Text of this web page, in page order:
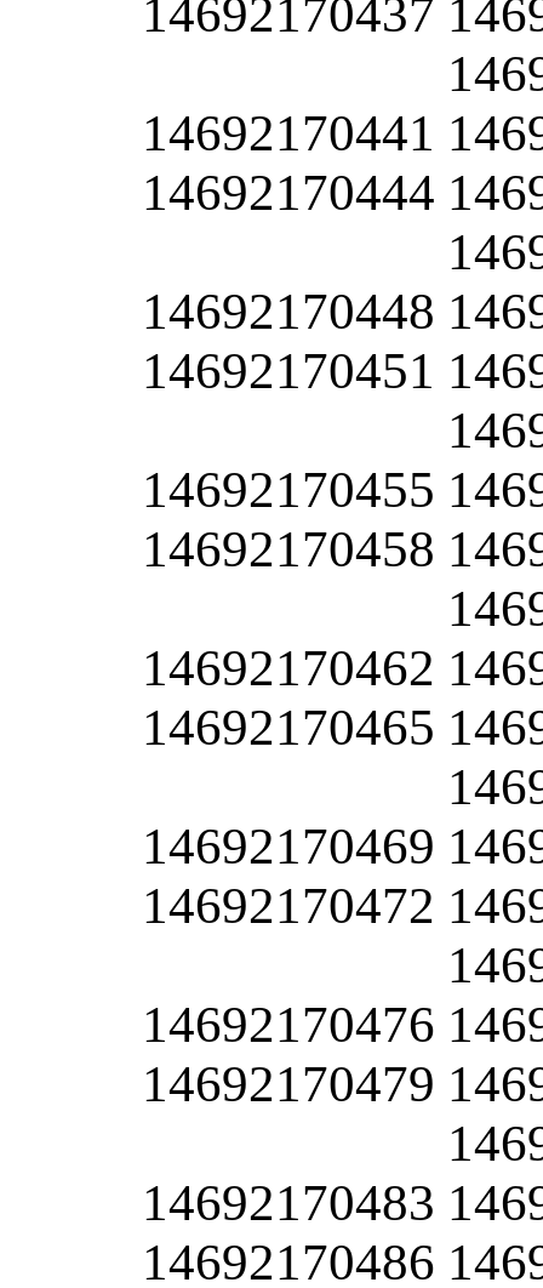
14692170437
14692170441
14692170444
14692170448
14692170451
14692170455
14692170458
14692170462
14692170465
14692170469
14692170472
14692170476
14692170479
14692170483
14692170486